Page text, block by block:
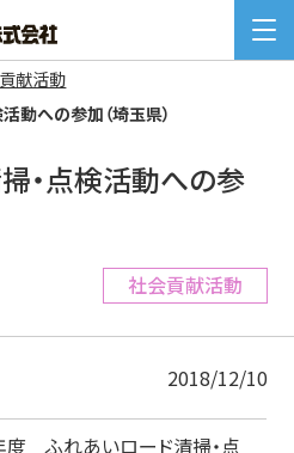
献活動
動への参加（埼玉県）
・点検活動への参
社会貢献活動
2018/12/10
度 ふれあいロード清掃・点